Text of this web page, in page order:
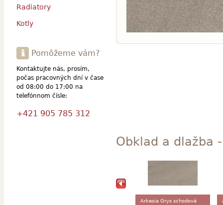
Obklad a dlažba
Arkesia Grys schodová
Radiatory
Kotly
Pomôžeme vám?
Kontaktujte nás, prosím,
počas pracovných dní v čase
od 08:00 do 17:00 na
telefónnom čísle:
+421 905 785 312